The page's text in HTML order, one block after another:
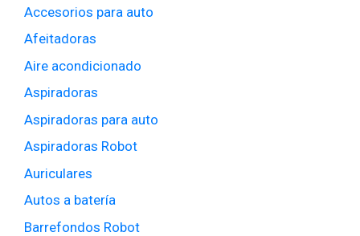
Accesorios para auto
Afeitadoras
Aire acondicionado
Aspiradoras
Aspiradoras para auto
Aspiradoras Robot
Auriculares
Autos a batería
Barrefondos Robot